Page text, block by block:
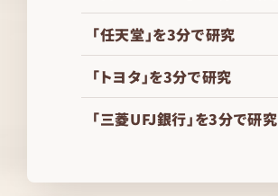
「任天堂」を3分で研究
「トヨタ」を3分で研究
「三菱UFJ銀行」を3分で研究